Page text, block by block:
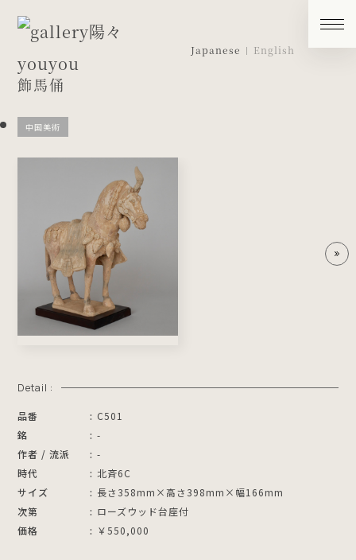
Japanese English
飾馬俑
中国美術
Detail :
品番
C501
銘
-
作者 / 流派
-
時代
北斉6C
サイズ
長さ358mm×高さ398mm×幅166mm
次第
ローズウッド台座付
価格
￥550,000